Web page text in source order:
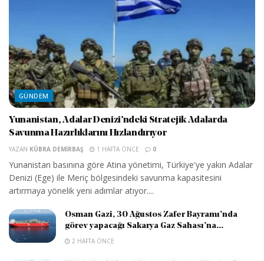
GÜNDEM
Yunanistan, Adalar Denizi’ndeki Stratejik Adalarda
Savunma Hazırlıklarını Hızlandırıyor
YAZAN KÜBRA DEMIRBAŞ 1 HAFTA ÖNCE 0
Yunanistan basınına göre Atina yönetimi, Türkiye'ye yakın Adalar
Denizi (Ege) ile Meriç bölgesindeki savunma kapasitesini
artırmaya yönelik yeni adımlar atıyor....
Osman Gazi, 30 Ağustos Zafer Bayramı’nda
görev yapacağı Sakarya Gaz Sahası’na...
2 HAFTA ÖNCE